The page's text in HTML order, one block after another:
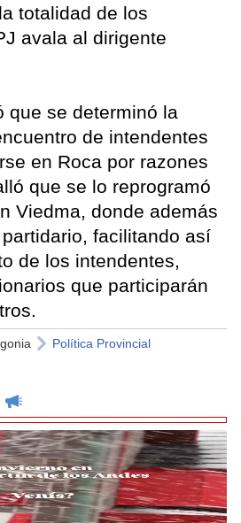
totalidad de los
avala al dirigente
que se determinó la
de intendentes
en Roca por razones
que se lo reprogramó
Viedma, donde además
facilitando así
de los intendentes,
que participarán
Política Provincial